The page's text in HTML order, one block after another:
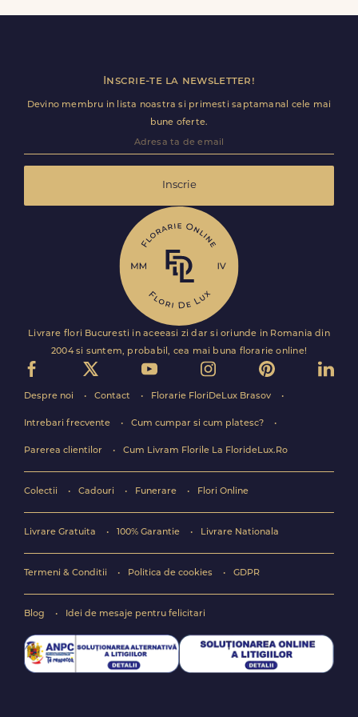
disponibile. Florile sunt livrate rapid, direct de curierii
Inscrie-te la newsletter!
Devino membru in lista noastra si primesti saptamanal cele mai
bune oferte.
Inscrie
Livrare flori Bucuresti in aceeasi zi dar si oriunde in Romania din
2004 si suntem, probabil, cea mai buna florarie online!
Despre noi Contact Florarie FloriDeLux Brasov
Intrebari frecvente Cum cumpar si cum platesc?
Parerea clientilor Cum Livram Florile La FlorideLux.Ro
Colectii Cadouri Funerare Flori Online
Livrare Gratuita 100% Garantie Livrare Nationala
Termeni & Conditii Politica de cookies GDPR
Blog Idei de mesaje pentru felicitari